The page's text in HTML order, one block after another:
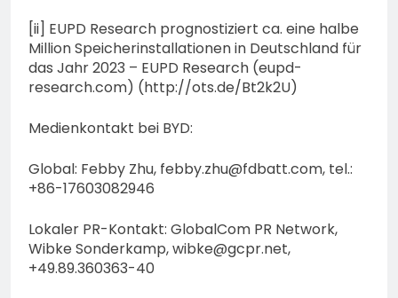
[ii] EUPD Research prognostiziert ca. eine halbe
Million Speicherinstallationen in Deutschland für
das Jahr 2023 – EUPD Research (eupd-
research.com) (http://ots.de/Bt2k2U)
Medienkontakt bei BYD:
Global: Febby Zhu, febby.zhu@fdbatt.com, tel.:
+86-17603082946
Lokaler PR-Kontakt: GlobalCom PR Network,
Wibke Sonderkamp,wibke@gcpr.net,
+49.89.360363-40